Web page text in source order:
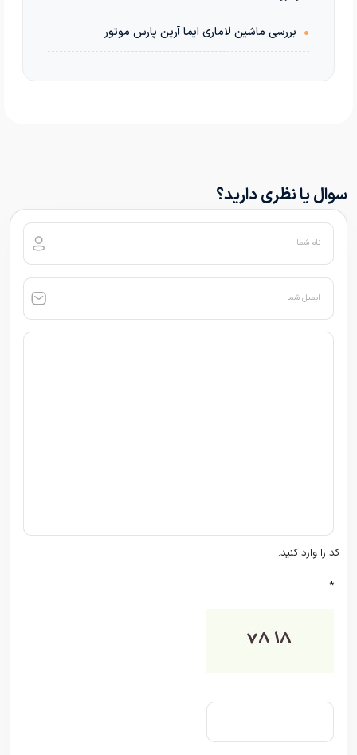
• بررسی ماشین لاماری ایما آرین پارس موتور
سوال یا نظری دارید؟
نام شما
ایمیل شما
کد را وارد کنید:
*